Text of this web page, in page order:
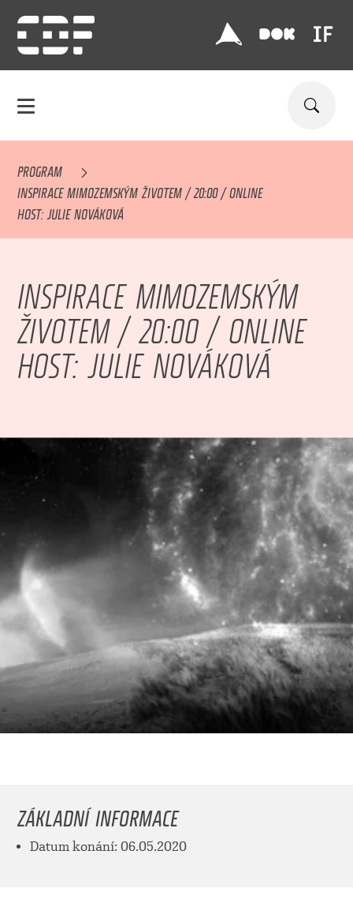
PROGRAM
INSPIRACE MIMOZEMSKÝM ŽIVOTEM / 20:00 / ONLINE
HOST: JULIE NOVÁKOVÁ
INSPIRACE MIMOZEMSKÝM
ŽIVOTEM / 20:00 / ONLINE
HOST: JULIE NOVÁKOVÁ
ZÁKLADNÍ INFORMACE
Datum konání: 06.05.2020